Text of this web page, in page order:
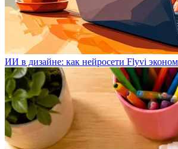
ИИ в дизайне: как нейросети Flyvi